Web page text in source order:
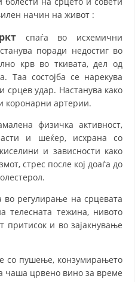
начин на живот :
спаѓа во исхемични
поради недостиг во
крв во ткивата, дел од
Таа состојба се нарекува
срцев удар. Настанува како
коронарни артерии.
физичка активност,
и шеќер, исхрана со
и зависности како
стрес после кој доаѓа до
во регулирање на срцевата
телесната тежина, нивото
притисок и во зајакнување
со пушење, конзумирањето
чаша црвено вино за време